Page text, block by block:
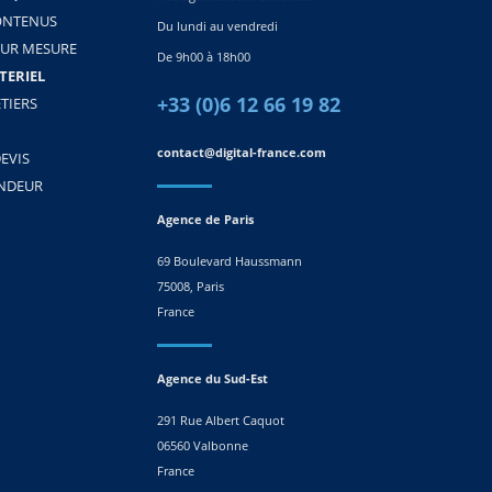
MESURE
Du lundi au vendredi
De 9h00 à 18h00
+33 (0)6 12 66 19 82
contact@digital-france.com
Agence de Paris
69 Boulevard Haussmann
75008, Paris
France
Agence du Sud-Est
291 Rue Albert Caquot
06560 Valbonne
France